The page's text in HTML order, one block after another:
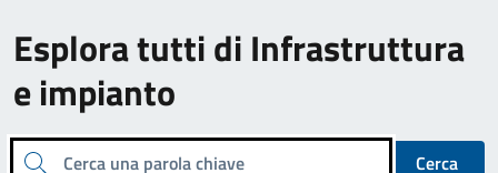
Esplora tutti di Infrastruttura
e impianto
Cerca una parola chiave
Cerca